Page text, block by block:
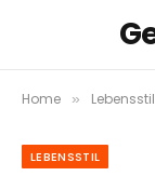
Home » Lebensstil
LEBENSSTIL